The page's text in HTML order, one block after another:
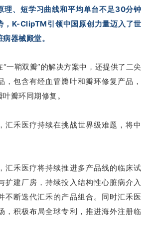
理、短学习曲线和平均单台不足30分钟
， K-ClipTM引领中国原创力量迈入了世
器械殿堂。
一鞘双瓣”的解决方案中，还提供了二尖
，包含有经血管瓣叶和瓣环修复产品，
瓣环同期修复。
汇禾医疗持续在挑战世界级难题，将中
汇禾医疗将持续推进多产品线的临床试
扩建厂房，持续投入结构性心脏病介入
不断迭代汇禾的产品组合。同时汇禾医
，积极布局全球专利，推进海外注册临